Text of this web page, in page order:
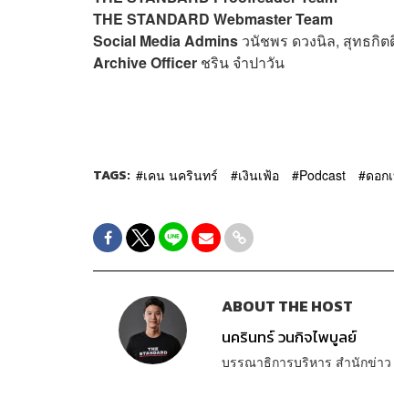
THE STANDARD Webmaster Team
Social Media Admins วนัชพร ดวงนิล, สุทธกิ
Archive Officer ชริน จำปาวัน
TAGS: เคน นครินทร์ เงินเฟ้อ Podcast ดอก
ABOUT THE HOST
นครินทร์ วนกิจไพบูลย์
บรรณาธิการบริหาร สำนักข่าว